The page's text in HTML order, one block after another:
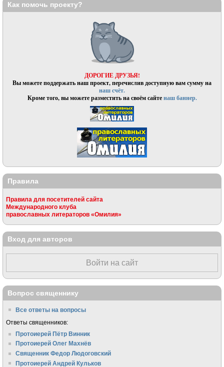
Как помочь проекту?
ДОРОГИЕ ДРУЗЬЯ!
Вы можете поддержать наш проект, перечислив доступную вам сумму на
наш счёт.
Кроме того, вы можете разместить на своём сайтенаш баннер.
Правила
Правила для посетителей сайта
Международного клуба
православных литераторов «Омилия»
Вход для авторов
Войти на сайт
Вопрос священнику
Все ответы на вопросы
Ответы священников:
Протоиерей Пётр Винник
Протоиерей Олег Махнёв
Священник Федор Людоговский
Протоиерей Андрей Кульков